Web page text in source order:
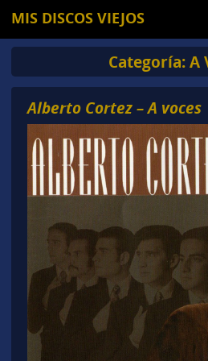
MIS DISCOS VIEJOS
Categoría:A
Alberto Cortez – A voces